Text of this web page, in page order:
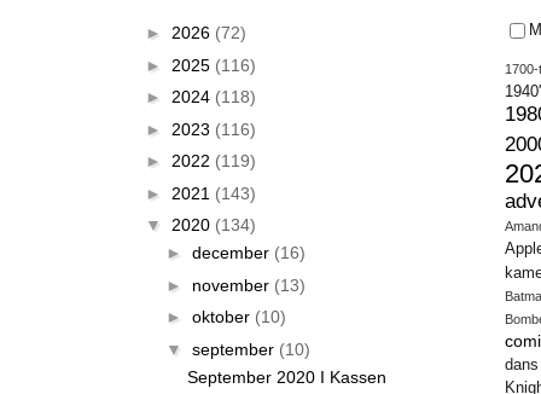
► 2026 (72)
► 2025 (116)
► 2024 (118)
► 2023 (116)
► 2022 (119)
► 2021 (143)
▼ 2020 (134)
► december (16)
► november (13)
► oktober (10)
▼ september (10)
September 2020 I Kassen
1700-
dans